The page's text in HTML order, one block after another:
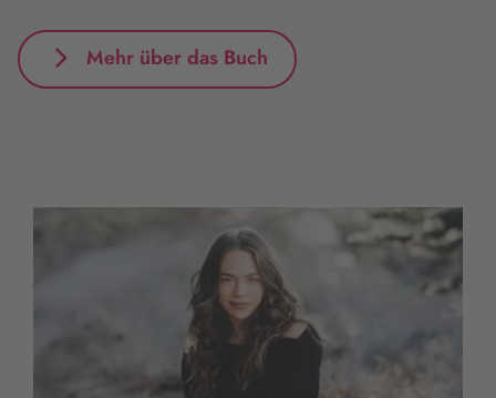
Mehr über das Buch